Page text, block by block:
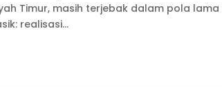
Timur, masih terjebak dalam pola lama
realisasi...